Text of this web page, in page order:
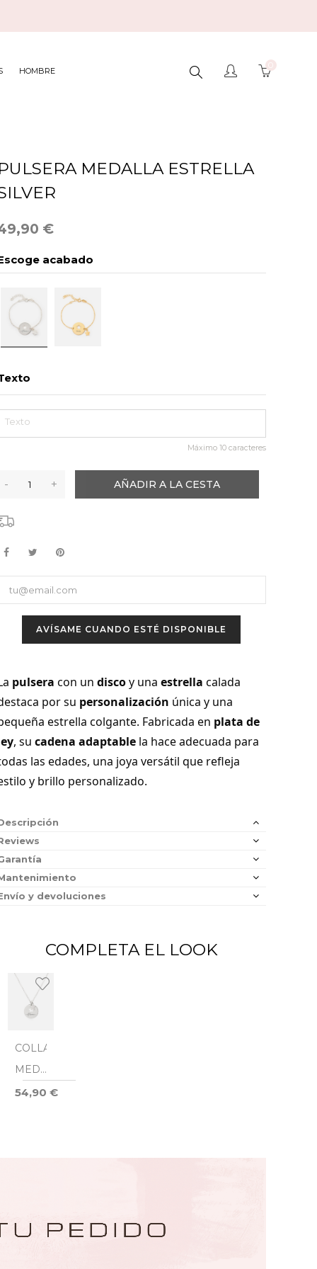
HOMBRE BUSCAR
MEDALLA ESTRELLA
€
acabado
Máximo 10caracteres
- + AÑADIR A LA CESTA
AVÍSAME CUANDO ESTÉ DISPONIBLE
pulsera con un discoy una estrella calada
por su personalización única y una
estrella colgante. Fabricada en plata de
, su cadena adaptable la hace adecuada para
las edades, una joya versátil que refleja
y brillo personalizado.
y devoluciones
COMPLETA EL LOOK
COLLAR
MEDALLA
ESTRELLA
54,90 €